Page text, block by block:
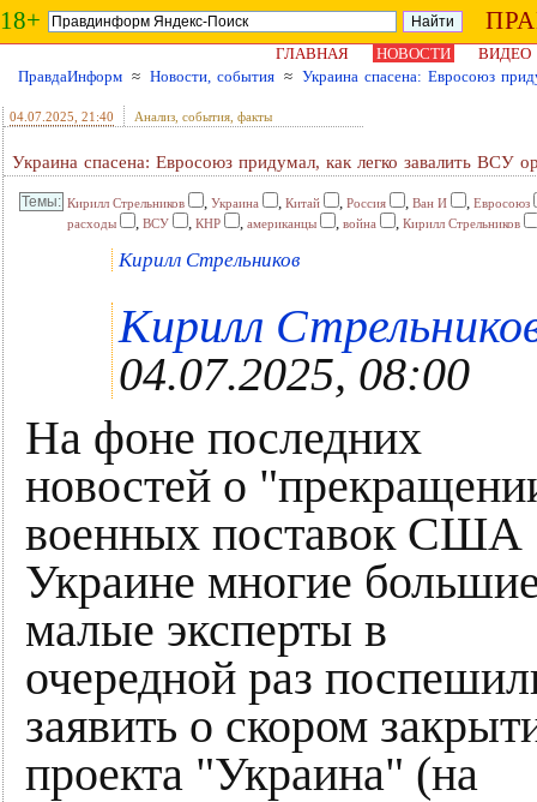
18+
ГЛАВНАЯ НОВОСТИ
ВИДЕО
ПравдаИнформ ≈ Новости, события ≈ Украина спасена: Евросоюз
04.07.2025 , 21:40 Анализ, события, факты
Украина спасена: Евросоюз придумал, как легко завалить ВСУ
Кирилл Стрельников , Украина , Китай , Россия , Ван И , Евросоюз
расходы
, ВСУ , КНР , американцы , война , Кирилл Стрельников
Кирилл Стрельников
Кирилл
04.07.2025, 08:00
На фоне последних
новостей о
военных поставок США
Украине многие
малые эксперты в
очередной раз
заявить о скором
проекта "Украина" (на